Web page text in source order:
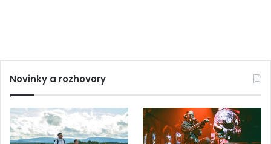
Novinky a rozhovory